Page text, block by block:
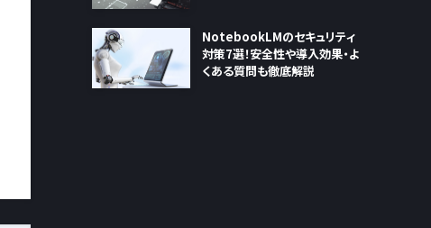
NotebookLMのセキュリティ
対策7選！安全性や導入効果・よ
くある質問も徹底解説